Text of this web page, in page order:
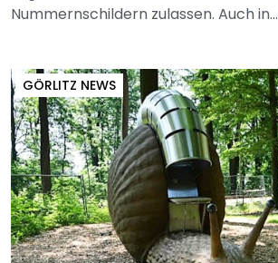
Nummernschildern zulassen. Auch in...
GÖRLITZ NEWS